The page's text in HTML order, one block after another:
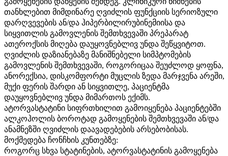
თანხლებით მიმდინარე ღვიძლის ფუნქციის სერიოზული
დარღვევების ან/და ჰიპერბილირუბინემიისა და
სიყვითლის გამოვლენის შემთხვევაში პრეპარატ
ათეროქსის მიღება დაუყოვნებლივ უნდა შეწყვიტოთ.
ღვიძლის დაზიანებაზე მანიშნებელი სიმპტომების
გამოვლენის შემთხვევაში, როგორიცაა შეუძლოდ ყოფნა,
ანორექსია, დისკომფორტი მუცლის ზედა მარჯვენა არეში,
მუქი ფერის შარდი ან სიყვითლე, პაციენტმა
დაუყოვნებლივ უნდა მიმართოს ექიმს.
ატორვასტატინი სიფრთხილით გამოიყენება პაციენტებში
ალკოჰოლის ბოროტად გამოყენების შემთხვევაში ან/და
ანამნეზში ღვიძლის დაავადებების არსებობისას.
მოქმედება ჩონჩხის კუნთებზე:
როგორც სხვა სტატინების, ატორვასტატინის გამოყენება